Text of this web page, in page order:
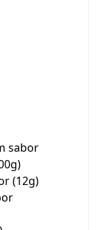
sabor
(12g)